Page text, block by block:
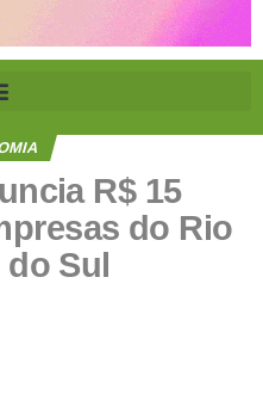
R$ 15
do Rio
do Sul